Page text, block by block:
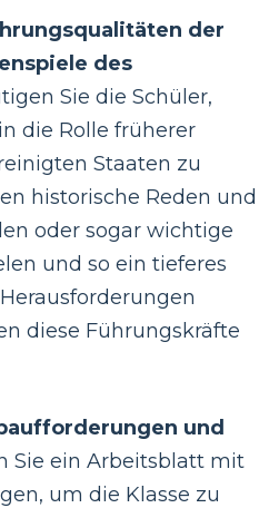
der
des
Sie die Schüler,
die Rolle früherer
Staaten zu
historische Reden und
oder sogar wichtige
und so ein tieferes
diese Führungskräfte
und
Sie ein Arbeitsblatt mit
um die Klasse zu